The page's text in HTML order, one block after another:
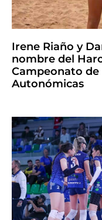
Irene Riaño y
nombre del
Campeonato de
Autonómicas